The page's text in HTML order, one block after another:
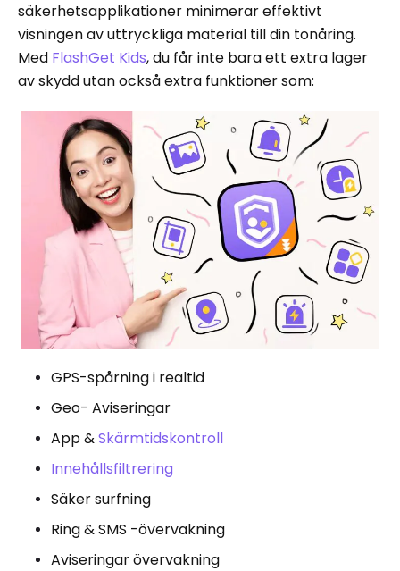
säkerhetsapplikationer minimerar effektivt
visningen av uttryckliga material till din tonåring.
Med FlashGet Kids, du får inte bara ett extra lager
av skydd utan också extra funktioner som:
GPS-spårning i realtid
Geo- Aviseringar
App &Skärmtidskontroll
Innehållsfiltrering
Säker surfning
Ring & SMS -övervakning
Aviseringar övervakning